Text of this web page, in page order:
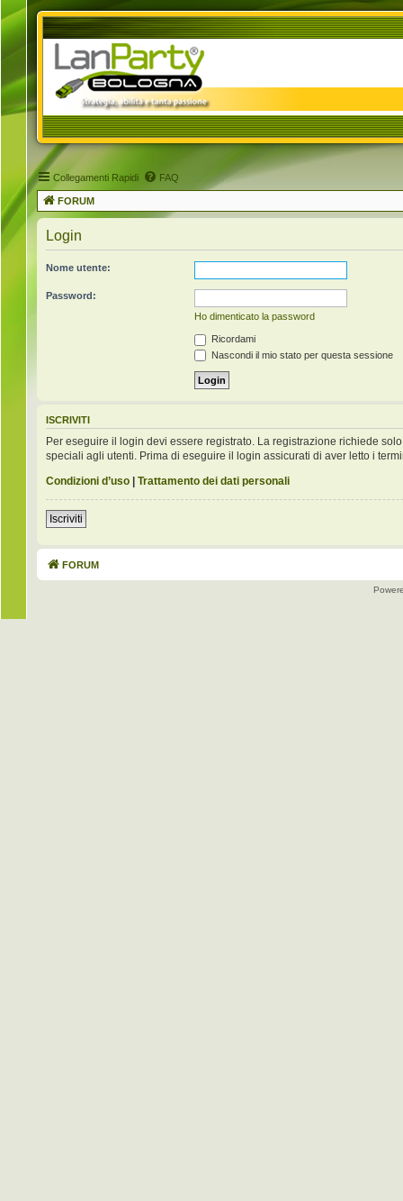
Collegamenti Rapidi FAQ
FORUM
Login
Nome utente:
Password:
Ho dimenticato la password
Ricordami
Nascondi il mio stato per questa sessione
ISCRIVITI
Per eseguire il login devi essere registrato. La registrazione richiede
speciali agli utenti. Prima di eseguire il login assicurati di aver letto i
Condizioni d’uso | Trattamento dei dati personali
Iscriviti
FORUM